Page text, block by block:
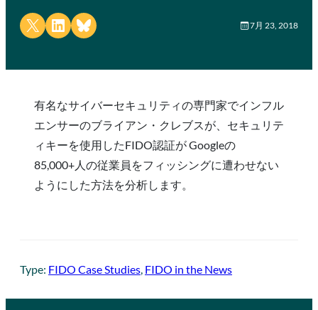
Share on X Share on LinkedIn
Share on Bluesky 7月 23, 2018
有名なサイバーセキュリティの専門家でインフル
エンサーのブライアン・クレブスが、セキュリテ
ィキーを使用したFIDO認証が Googleの
85,000+人の従業員をフィッシングに遭わせない
ようにした方法を分析します。
Type: FIDO Case Studies FIDO in the News